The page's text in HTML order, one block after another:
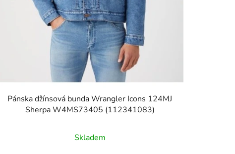
Pánska džínsová bunda Wrangler Icons 124MJ
Sherpa W4MS73405 (112341083)
Skladem